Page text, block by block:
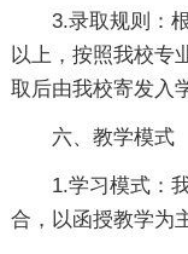
3.录取规则：根
以上，按照我校专
取后由我校寄发入
六、教学模式
1.学习模式：我
合，以函授教学为